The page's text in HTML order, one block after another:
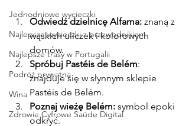
Jednodniowe wycieczki
Najlepsze wycieczki z przewodnikiem
Najlepsze trasy w Portugalii
Podróż prywatna
Wina
Zdrowie Cyfrowe Saúde Digital
Odwiedź dzielnicę Alfama: znaną z
wąskich uliczek i kolorowych
domów.
Spróbuj Pastéis de Belém:
znajduje się w słynnym sklepie
Pastéis de Belém.
Poznaj wieżę Belém: symbol epoki
odkryć.